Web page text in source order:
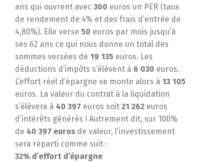
ans qui ouvrent avec 300 euros un PER (taux
de rendement de 4% et des frais d’entrée de
4,80%). Elle verse 50 euros par mois jusqu’à
ses 62 ans ce qui nous donne un total des
sommes versées de 19 135 euros. Les
déductions d’impôts s’élèvent à 6 030 euros.
L’effort réel d’épargne se monte alors à 13 105
euros. La valeur du contrat à la liquidation
s’élèvera à 40 397 euros soit 21 262 euros
d’intérêts générés ! Autrement dit, sur 100%
de 40 397 euros de valeur, l’investissement
sera réparti comme suit :
32% d’effort d’épargne